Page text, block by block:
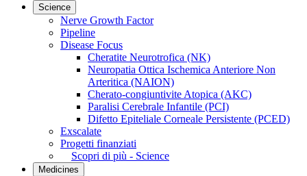
Science
Nerve Growth Factor
Pipeline
Disease Focus
Cheratite Neurotrofica (NK)
Neuropatia Ottica Ischemica Anteriore Non
Arteritica (NAION)
Cherato-congiuntivite Atopica (AKC)
Paralisi Cerebrale Infantile (PCI)
Difetto Epiteliale Corneale Persistente (PCED)
Exscalate
Progetti finanziati
Scopri di più - Science
Medicines